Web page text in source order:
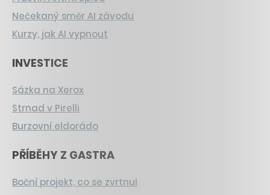
Nečekaný směr AI závodu
Kurzy, jak AI vypnout
INVESTICE
Sázka na Xerox
Strnad v Pirelli
Burzovní eldorádo
PŘÍBĚHY Z GASTRA
Boční projekt, co se zvrtnul